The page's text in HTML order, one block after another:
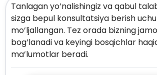
Tanlagan yo’nalishingiz va qabul
sizga bepul konsultatsiya berish
mo’ljallangan. Tez orada bizning
bog’lanadi va keyingi bosqichlar
ma’lumotlar beradi.